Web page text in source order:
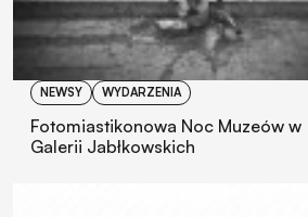
NEWSY WYDARZENIA
Fotomiastikonowa Noc Muzeów w
Galerii Jabłkowskich